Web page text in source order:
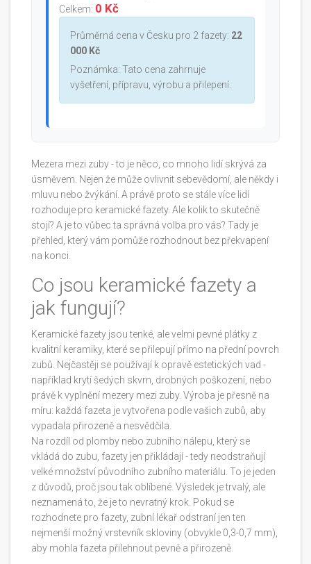
Celkem: 0 Kč
Průměrná cena v Česku pro 2 fazety: 22
000 Kč
Poznámka: Tato cena zahrnuje
vyšetření, přípravu, výrobu a přilepení.
Mezera mezi zuby - to je něco, co mnoho lidí skrývá za
úsměvem. Nejen že může ovlivnit sebevědomí, ale někdy i
mluvu nebo žvýkání. A právě proto se stále více lidí
rozhoduje pro keramické fazety. Ale kolik to skutečně
stojí? A je to vůbec ta správná volba pro vás? Tady je
přehled, který vám pomůže rozhodnout bez překvapení
na konci.
Co jsou keramické fazety a
jak fungují?
Keramické fazety jsou tenké, ale velmi pevné plátky z
kvalitní keramiky, které se přilepují přímo na přední povrch
zubů. Nejčastěji se používají k opravě estetických vad -
například krytí šedých skvrn, drobných poškození, nebo
právě k vyplnění mezery mezi zuby. Výroba je přesně na
míru: každá fazeta je vytvořena podle vašich zubů, aby
vypadala přirozeně a nesvědčila.
Na rozdíl od plomby nebo zubního nálepu, který se
vkládá do zubu, fazety jen přikládají - tedy neodstraňují
velké množství původního zubního materiálu. To je jeden
z důvodů, proč jsou tak oblíbené. Výsledek je trvalý, ale
neznamená to, že je to nevratný krok. Pokud se
rozhodnete pro fazety, zubní lékař odstraní jen ten
nejmenší možný vrstevník skloviny (obvykle 0,3-0,7 mm),
aby mohla fazeta přilehnout pevně a přirozeně.